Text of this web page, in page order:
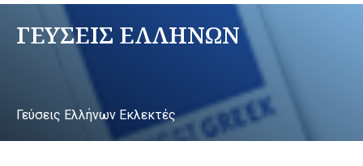
ΓΕΥΣΕΙΣ ΕΛΛΗΝΩΝ
Γεύσεις Ελλήνων Εκλεκτές